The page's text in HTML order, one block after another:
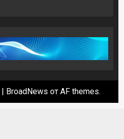
BroadNews от AF themes.